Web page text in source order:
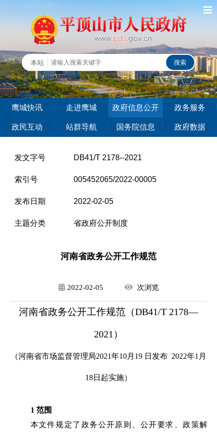
鹰城快讯 走进鹰城 政府信息公开 政务服务
政民互动 站群导航 国务院信息 政府数据
发文字号 DB41/T 2178--2021
索引号 005452065/2022-00005
发布日期 2022-02-05
主题分类 省政府公开制度
河南省政务公开工作规范
2022-02-05 次浏览
河南省政务公开工作规范（DB41/T 2178—
2021）
（河南省市场监督管理局2021年10月19 日发布 2022年1月
18日起实施）
1 范围
本文件规定了政务公开原则、公开要求、政策解